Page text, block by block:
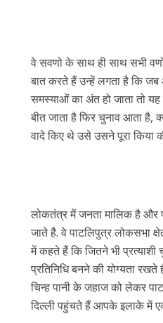
वे सवणो के साथ ही साथ सभी
बात करते हैं उन्हें लगता है कि जब
समस्याओं का अंत हो जाता तो
बीत जाता है फिर चुनाव आता है,
वादे किए थे उसे उसने पूरा किया
लोकतंत्र में जनता मालिक है और
जाते है. वे पाटलिपुत्र लोकसभा
में कहते हैं कि जितने भी
प्रतिनिधि बनने की योग्यता
चिन्ह पानी के जहाज को लेकर
दिल्ली पहुंचते हैं आपके इलाके में